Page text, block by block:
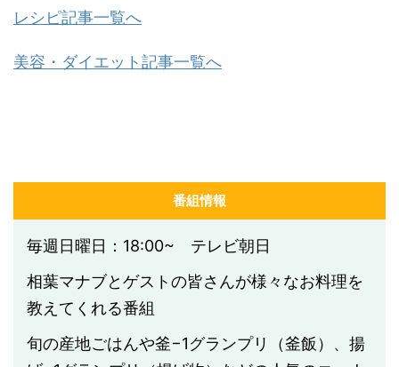
レシピ記事一覧へ
美容・ダイエット記事一覧へ
番組情報
毎週日曜日：18:00~ テレビ朝日
相葉マナブとゲストの皆さんが様々なお料理を
教えてくれる番組
旬の産地ごはんや釜−1グランプリ（釜飯）、揚